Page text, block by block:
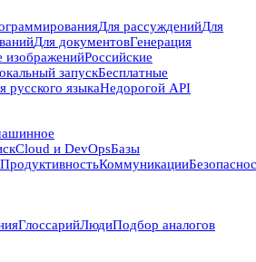
Для рассужденийДля
Для документовГенерация
изображенийРоссийские
запускБесплатные
русского языкаНедорогой API
Cloud и DevOpsБазы
ПродуктивностьКоммуникации
ГлоссарийЛюдиПодбор аналогов